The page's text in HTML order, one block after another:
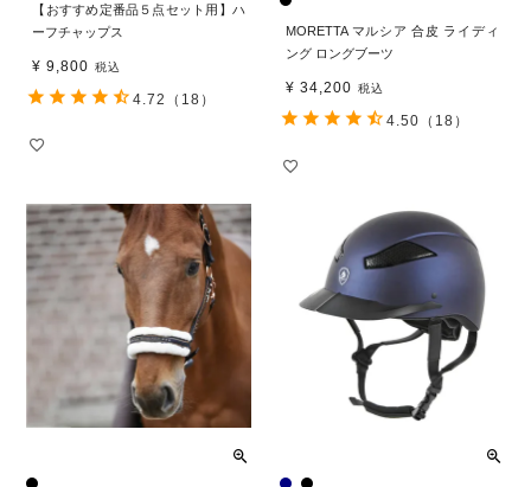
【おすすめ定番品５点セット用】ハ
ーフチャップス
¥ 9,800 税込
4.72 （18）
MORETTA マルシア 合皮 ライディ
ング ロングブーツ
¥ 34,200 税込
4.50 （18）